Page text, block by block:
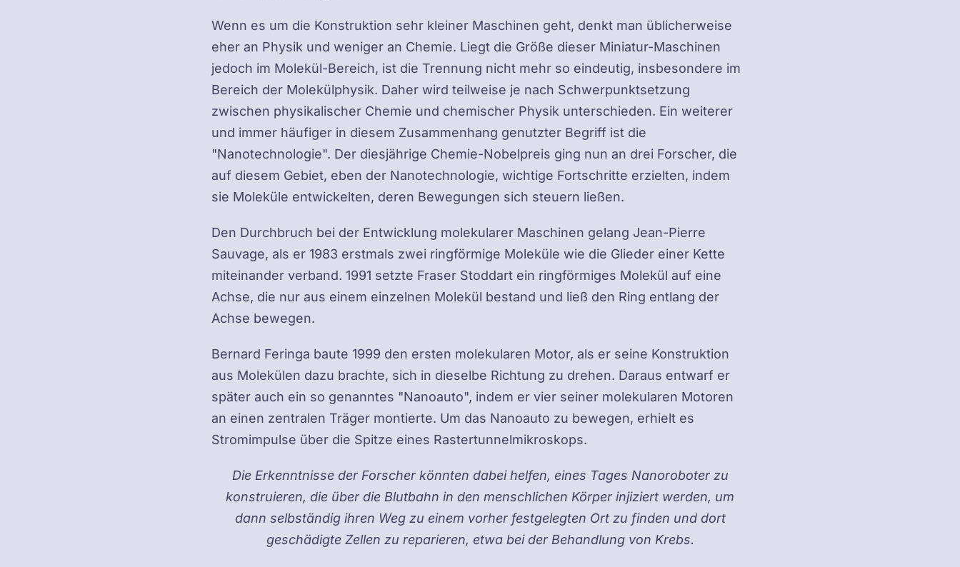
Wenn es um die Konstruktion sehr kleiner Maschinen geht, denkt man üblicherweise
eher an Physik und weniger an Chemie. Liegt die Größe dieser Miniatur-Maschinen
jedoch im Molekül-Bereich, ist die Trennung nicht mehr so eindeutig, insbesondere im
Bereich der Molekülphysik. Daher wird teilweise je nach Schwerpunktsetzung
zwischen physikalischer Chemie und chemischer Physik unterschieden. Ein weiterer
und immer häufiger in diesem Zusammenhang genutzter Begriff ist die
"Nanotechnologie". Der diesjährige Chemie-Nobelpreis ging nun an drei Forscher, die
auf diesem Gebiet, eben der Nanotechnologie, wichtige Fortschritte erzielten, indem
sie Moleküle entwickelten, deren Bewegungen sich steuern ließen.
Den Durchbruch bei der Entwicklung molekularer Maschinen gelang Jean-Pierre
Sauvage, als er 1983 erstmals zwei ringförmige Moleküle wie die Glieder einer Kette
miteinander verband. 1991 setzte Fraser Stoddart ein ringförmiges Molekül auf eine
Achse, die nur aus einem einzelnen Molekül bestand und ließ den Ring entlang der
Achse bewegen.
Bernard Feringa baute 1999 den ersten molekularen Motor, als er seine Konstruktion
aus Molekülen dazu brachte, sich in dieselbe Richtung zu drehen. Daraus entwarf er
später auch ein so genanntes "Nanoauto", indem er vier seiner molekularen Motoren
an einen zentralen Träger montierte. Um das Nanoauto zu bewegen, erhielt es
Stromimpulse über die Spitze eines Rastertunnelmikroskops.
Die Erkenntnisse der Forscher könnten dabei helfen, eines Tages Nanoroboter zu
konstruieren, die über die Blutbahn in den menschlichen Körper injiziert werden, um
dann selbständig ihren Weg zu einem vorher festgelegten Ort zu finden und dort
geschädigte Zellen zu reparieren, etwa bei der Behandlung von Krebs.